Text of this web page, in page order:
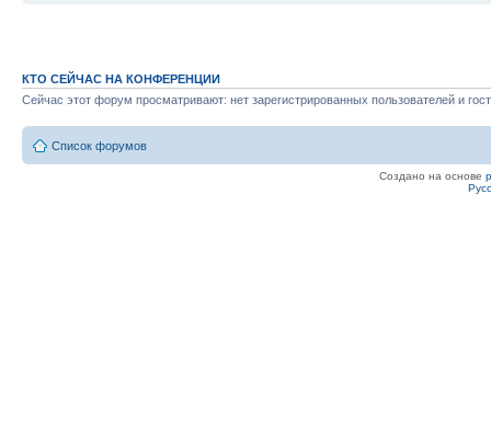
КТО СЕЙЧАС НА КОНФЕРЕНЦИИ
Сейчас этот форум просматривают: нет зарегистрированных пользователей и
Список форумов
Создано на основе